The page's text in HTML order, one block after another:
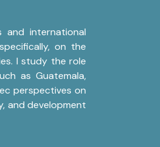
international
on the
I study the role
as Guatemala,
perspectives on
and development